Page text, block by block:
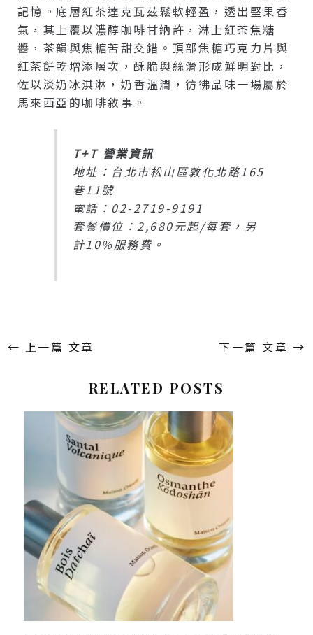
記憶。底層紅茶達克瓦茲鬆軟輕盈，透出堅果香
氣，其上覆以濃醇咖啡甘納許，淋上紅茶焦糖
醬，茶韻與焦糖苦甜交錯。頂部焦糖巧克力片與
紅茶餅乾增添層次，酥脆與絲滑形成鮮明對比，
佐以淡奶冰淇淋，奶香溫潤，彷彿品味一場屬於
馬來西亞的咖啡敘事。
T+T 營業資訊
地址：台北市松山區敦化北路165
巷11號
電話：02-2719-9191
套餐價位：2,680元起/每套，另
計10%服務費。
← 上一篇 文章 下一篇 文章 →
RELATED POSTS